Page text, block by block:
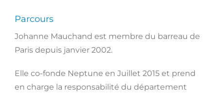
Parcours
Johanne Mauchand est membre du barreau de
Paris depuis janvier 2002.
Elle co-fonde Neptune en Juillet 2015 et prend
en charge la responsabilité du département